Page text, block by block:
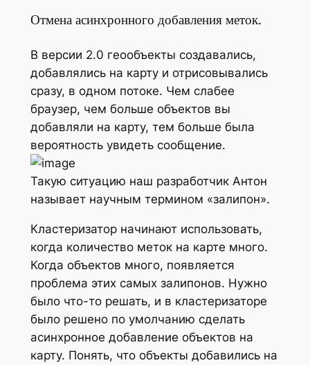
Отмена асинхронного добавления меток.
В версии 2.0 геообъекты создавались,
добавлялись на карту и отрисовывались
сразу, в одном потоке. Чем слабее
браузер, чем больше объектов вы
добавляли на карту, тем больше была
вероятность увидеть сообщение.
Такую ситуацию наш разработчик Антон
называет научным термином «залипон».
Кластеризатор начинают использовать,
когда количество меток на карте много.
Когда объектов много, появляется
проблема этих самых залипонов. Нужно
было что-то решать, и в кластеризаторе
было решено по умолчанию сделать
асинхронное добавление объектов на
карту. Понять, что объекты добавились на